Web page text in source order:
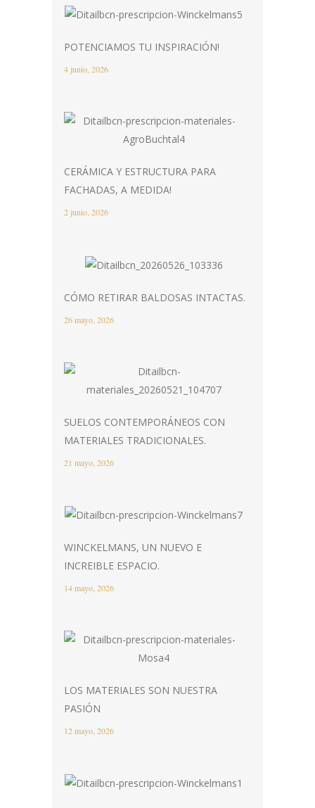
POTENCIAMOS TU INSPIRACIÓN!
4 junio, 2026
CERÁMICA Y ESTRUCTURA PARA
FACHADAS, A MEDIDA!
2 junio, 2026
CÓMO RETIRAR BALDOSAS INTACTAS.
26 mayo, 2026
SUELOS CONTEMPORÁNEOS CON
MATERIALES TRADICIONALES.
21 mayo, 2026
WINCKELMANS, UN NUEVO E
INCREIBLE ESPACIO.
14 mayo, 2026
LOS MATERIALES SON NUESTRA
PASIÓN
12 mayo, 2026